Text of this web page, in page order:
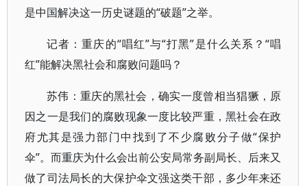
是中国解决这一历史谜题的“破题”之举。
记者：重庆的“唱红”与“打黑”是什么关系？“唱
红”能解决黑社会和腐败问题吗？
苏伟：重庆的黑社会，确实一度曾相当猖獗，原
因之一是我们的腐败现象一度比较严重，黑社会在政
府尤其是强力部门中找到了不少腐败分子做“保护
伞”。而重庆为什么会出前公安局常务副局长、后来又
做了司法局长的大保护伞文强这类干部，多少年来还